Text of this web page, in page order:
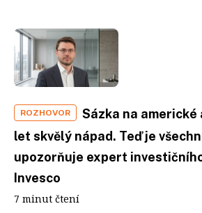
ROZHOVOR
Sázka na americké
let skvělý nápad. Teď je
upozorňuje expert
Invesco
7 minut čtení